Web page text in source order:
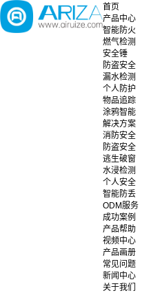
首页
产品中心
智能防火
燃气检测
安全锤
防盗安全
漏水检测
个人防护
物品追踪
涂鸦智能
解决方案
消防安全
防盗安全
逃生破窗
水浸检测
个人安全
智能防丢
ODM服务
成功案例
产品帮助
视频中心
产品画册
常见问题
新闻中心
关于我们